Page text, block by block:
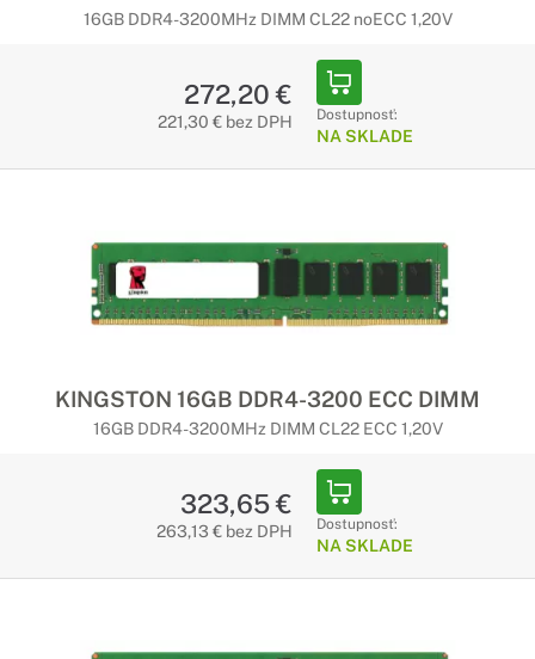
grafický výkon. Dosiahnite bezkonkurenčnú produktivitu v
Ostatné príslušenstvo pre počítače
doplnkov, ktoré Vám uľahčia prácu alebo rozšíria možnosti
Vášho počítača. Vyberte si zo širokej ponuky kvalitného
príslušenstva.
16GB DDR4-3200MHz DIMM CL22 noECC 1,20V
272,20 €
221,30 € bez DPH Dostupnosť:
NA SKLADE
KINGSTON 16GB DDR4-3200 ECC DIMM
16GB DDR4-3200MHz DIMM CL22 ECC 1,20V
323,65 €
263,13 € bez DPH Dostupnosť:
NA SKLADE